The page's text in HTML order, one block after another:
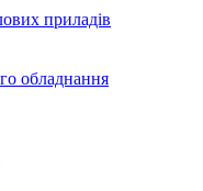
приладів
обладнання